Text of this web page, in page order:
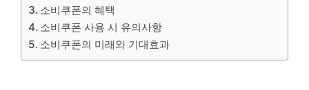
소비쿠폰의 혜택
소비쿠폰 사용 시 유의사항
소비쿠폰의 미래와 기대효과